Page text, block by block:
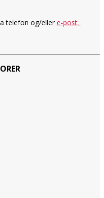
telefon og/ellere-post.